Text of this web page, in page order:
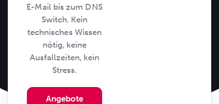
E-Mail bis zum DNS
Switch. Kein
technisches Wissen
nötig, keine
Ausfallzeiten, kein
Stress.
Angebote